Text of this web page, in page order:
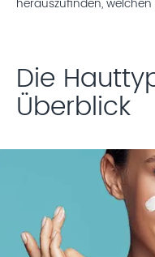
herauszufinden,
Die
Überblick